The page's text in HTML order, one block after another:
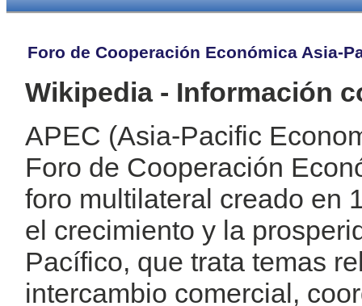
Foro de Cooperación Económica Asia-
Wikipedia - Información
APEC (Asia-Pacific
Foro de Cooperación
foro multilateral creado en
el crecimiento y la
Pacífico, que trata temas
intercambio comercial,